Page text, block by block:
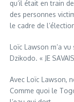
qu’il était en train
des personnes
le cadre de
Loïc Lawson m’a
Dzikodo. « JE
Avec Loïc Lawson,
Comme quoi le